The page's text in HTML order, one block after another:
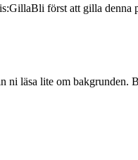
först att gilla
ni läsa lite om